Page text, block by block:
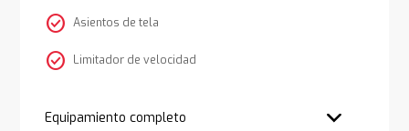
check_circle Asientos de tela
check_circle Limitador de velocidad
Equipamiento completo